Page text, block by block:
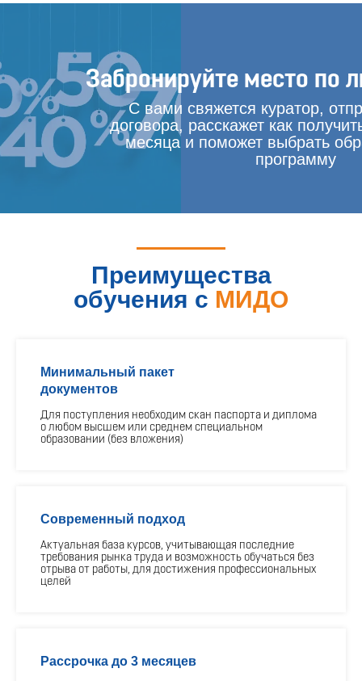
Забронируйте место по
С вами свяжется куратор,
договора, расскажет как
месяца и поможет выбрать
программу
Преимущества
обучения с МИДО
Минимальный пакет
документов
Для поступления необходим скан паспорта и диплома
о любом высшем или среднем специальном
образовании (без вложения)
Современный подход
Актуальная база курсов, учитывающая последние
требования рынка труда и возможность обучаться без
отрыва от работы, для достижения профессиональных
целей
Рассрочка до 3 месяцев